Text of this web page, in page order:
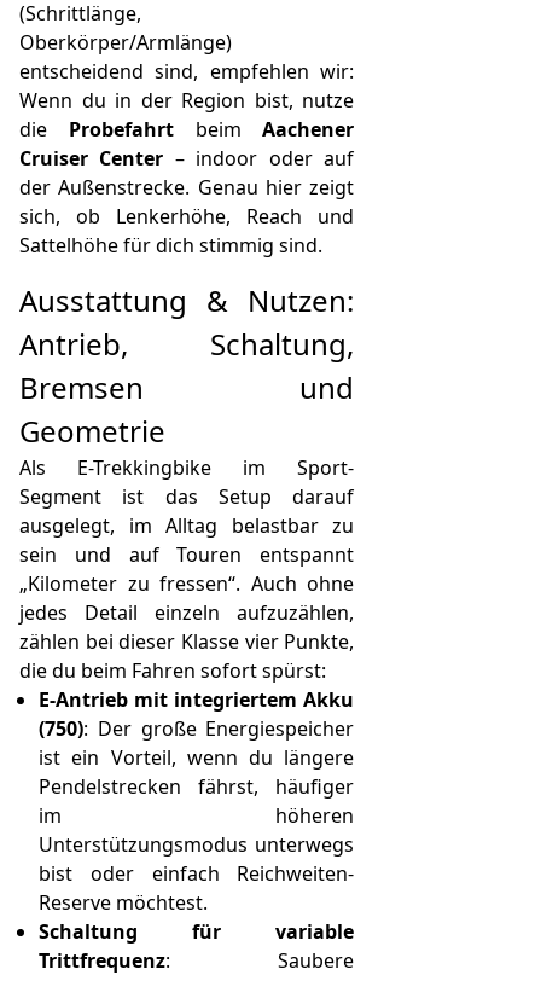
(Schrittlänge,
Oberkörper/Armlänge)
entscheidend sind, empfehlen wir:
Wenn du in der Region bist, nutze
die ProbefahrtbeimAachener
Cruiser Center – indoor oder auf
der Außenstrecke. Genau hier zeigt
sich, ob Lenkerhöhe, Reach und
Sattelhöhe für dich stimmig sind.
Ausstattung & Nutzen:
Antrieb, Schaltung,
Bremsen und
Geometrie
Als E-Trekkingbike im Sport-
Segment ist das Setup darauf
ausgelegt, im Alltag belastbar zu
sein und auf Touren entspannt
„Kilometer zu fressen“. Auch ohne
jedes Detail einzeln aufzuzählen,
zählen bei dieser Klasse vier Punkte,
die du beim Fahren sofort spürst:
E-Antrieb mit integriertem Akku
(750): Der große Energiespeicher
ist ein Vorteil, wenn du längere
Pendelstrecken fährst, häufiger
im höheren
Unterstützungsmodus unterwegs
bist oder einfach Reichweiten-
Reserve möchtest.
Schaltung für variable
Trittfrequenz: Saubere